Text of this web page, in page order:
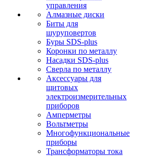
управления
Алмазные диски
Биты для
шуруповертов
Буры SDS-plus
Коронки по металлу
Насадки SDS-plus
Сверла по металлу
Аксессуары для
щитовых
электроизмерительных
приборов
Амперметры
Вольтметры
Многофункциональные
приборы
Трансформаторы тока